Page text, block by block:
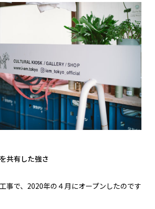
共有した強さ
事で、2020年の４月にオープンしたのです